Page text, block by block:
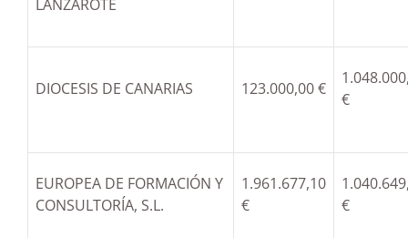
LANZAROTE
DIOCESIS DE CANARIAS 123.000,00 €
€
EUROPEA DE FORMACIÓN Y
CONSULTORÍA, S.L.
1.961.677,10
€
€